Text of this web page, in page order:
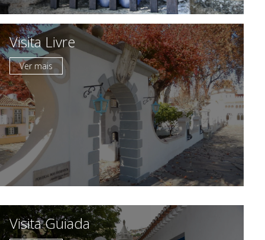
Contactos
Visita Livre
Ver mais
Visita Guiada